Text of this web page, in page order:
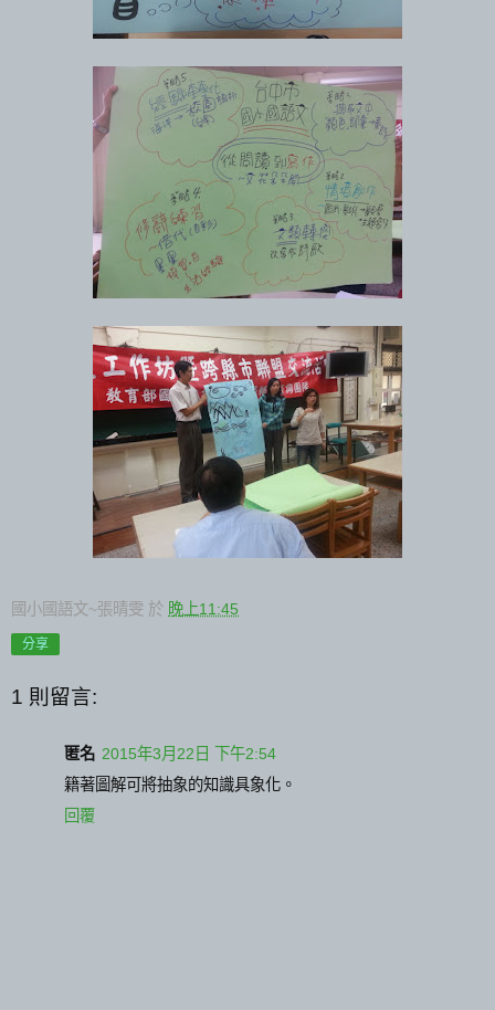
國小國語文~張晴雯 於 晚上11:45
分享
1 則留言:
匿名 2015年3月22日 下午2:54
籍著圖解可將抽象的知識具象化。
回覆